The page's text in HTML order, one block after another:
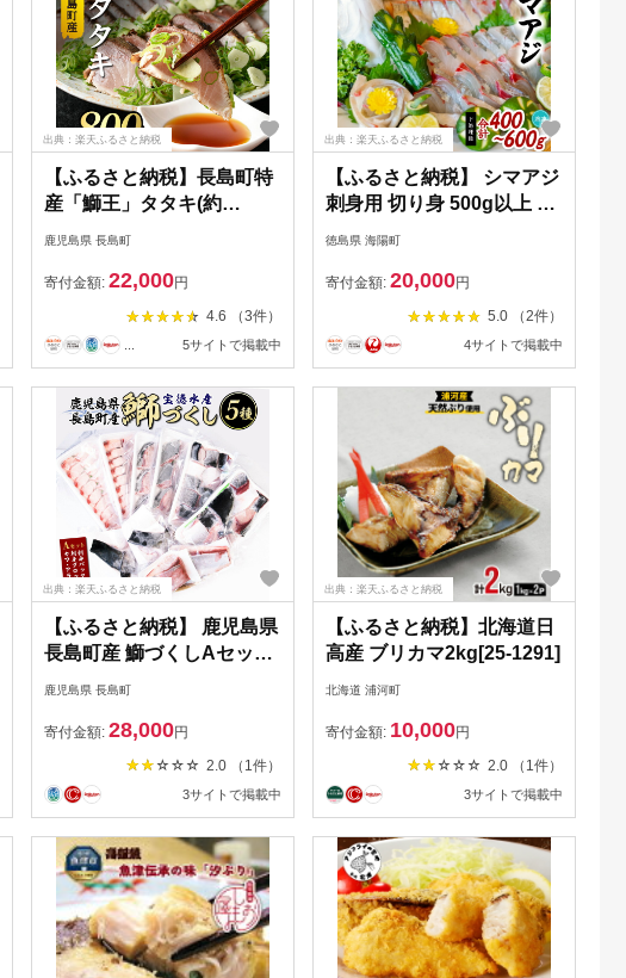
出典：楽天ふるさと納税
【ふるさと納税】長島町特
産「鰤王」タタキ(約
鮮 海産物 魚介 ブランド 魚
真空パック 冷凍 刺身 おつ
まみ 産地直送【JFA】jfa-
7112
鹿児島県 長島町
寄付金額: 22,000円
4.6 （3件）
5サイトで掲載中
出典：楽天ふるさと納税
【ふるさと納税】 シマアジ
刺身用 切り身 500g以上 し
徳島県 海陽町
寄付金額: 20,000円
5.0 （2件）
4サイトで掲載中
出典：楽天ふるさと納税
【ふるさと納税】 鹿児島県
長島町産 鰤づくしAセット
アラ 塩焼き セット 丼 おか
ず おつまみ しゃぶしゃぶ
ぶりしゃぶ 急速冷凍【宝徳
水産】houtoku-7077
鹿児島県 長島町
寄付金額: 28,000円
2.0 （1件）
3サイトで掲載中
出典：楽天ふるさと納税
【ふるさと納税】北海道日
高産 ブリカマ2kg[25-1291]
北海道 浦河町
寄付金額: 10,000円
2.0 （1件）
3サイトで掲載中